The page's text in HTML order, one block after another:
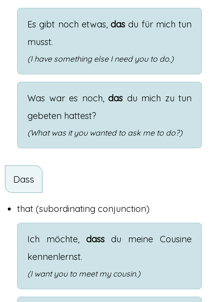
Es gibt noch etwas, das du für mich tun
musst.
(I have something else I need you to do.)
Was war es noch, das du mich zu tun
gebeten hattest?
(What was it you wanted to ask me to do?)
Dass
that (subordinating conjunction)
Ich möchte, dass du meine
Cousine
kennenlernst.
(I want you to meet my cousin.)